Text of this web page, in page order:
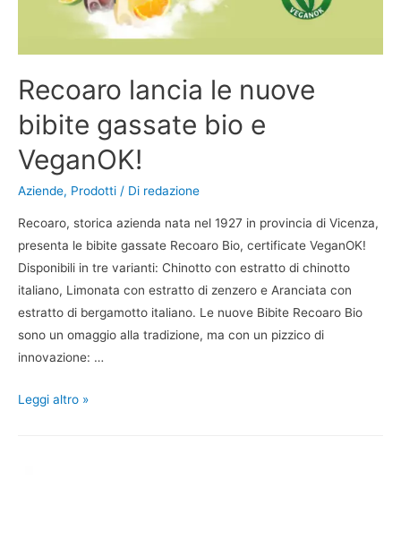
Recoaro lancia le nuove
bibite gassate bio e
VeganOK!
Aziende, Prodotti / Di redazione
Recoaro, storica azienda nata nel 1927 in provincia di Vicenza,
presenta le bibite gassate Recoaro Bio, certificate VeganOK!
Disponibili in tre varianti: Chinotto con estratto di chinotto
italiano, Limonata con estratto di zenzero e Aranciata con
estratto di bergamotto italiano. Le nuove Bibite Recoaro Bio
sono un omaggio alla tradizione, ma con un pizzico di
innovazione: …
Leggi altro »